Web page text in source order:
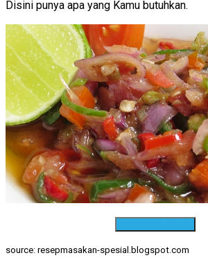
Disini punya apa yang Kamu butuhkan.
source: resepmasakan-spesial.blogspot.com